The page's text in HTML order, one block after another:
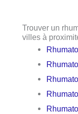
Trouver un
villes à